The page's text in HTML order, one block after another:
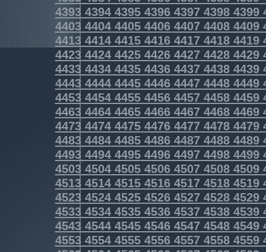
4393439443954396439743984399
4403440444054406440744084409
4413441444154416441744184419
4423442444254426442744284429
4433443444354436443744384439
4443444444454446444744484449
4453445444554456445744584459
4463446444654466446744684469
4473447444754476447744784479
4483448444854486448744884489
4493449444954496449744984499
4503450445054506450745084509
4513451445154516451745184519
4523452445254526452745284529
4533453445354536453745384539
4543454445454546454745484549
4553455445554556455745584559